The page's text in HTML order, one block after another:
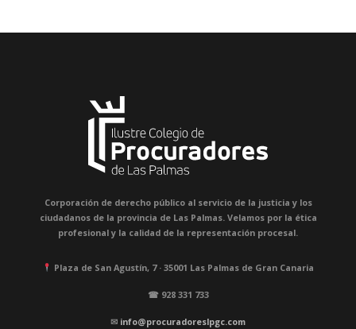
Corporación de derecho público al servicio de la justicia y los
ciudadanos de la provincia de Las Palmas. Velamos por la ética
profesional y la calidad de la representación procesal.
Plaza de San Agustín, 7 · 35001 Las Palmas de Gran Canaria
☎ 928 331 733
✉ info@procuradoreslpgc.com